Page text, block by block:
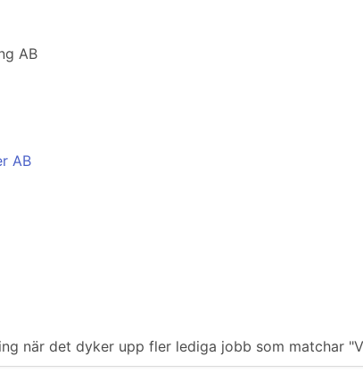
AB
AB
när det dyker upp fler lediga jobb som matchar